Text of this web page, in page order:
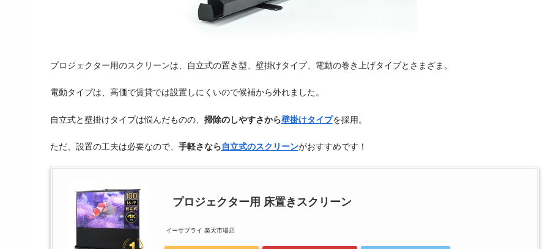
プロジェクター用のスクリーンは、自立式の置き型、壁掛けタイプ、電動の巻き上げタイプとさまざま。
電動タイプは、高価で賃貸では設置しにくいので候補から外れました。
自立式と壁掛けタイプは悩んだものの、 掃除のしやすさから壁掛けタイプを採用。
ただ、設置の工夫は必要なので、 手軽さなら自立式のスクリーンがおすすめです！
プロジェクター用 床置きスクリーン
イーサプライ 楽天市場店